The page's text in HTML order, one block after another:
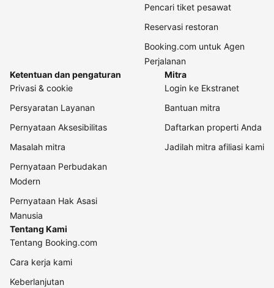
Pencari tiket pesawat
Reservasi restoran
Booking.com untuk Agen
Perjalanan
Ketentuan dan pengaturan
Privasi & cookie
Persyaratan Layanan
Pernyataan Aksesibilitas
Masalah mitra
Pernyataan Perbudakan
Modern
Pernyataan Hak Asasi
Manusia
Mitra
Login ke Ekstranet
Bantuan mitra
Daftarkan properti Anda
Jadilah mitra afiliasi kami
Tentang Kami
Tentang Booking.com
Cara kerja kami
Keberlanjutan